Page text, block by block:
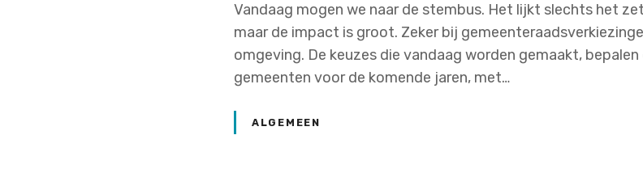
Vandaag mogen we naar de stembus. Het lijkt slechts het
maar de impact is groot. Zeker bij
omgeving. De keuzes die vandaag worden gemaakt,
gemeenten voor de komende jaren, met…
ALGEMEEN